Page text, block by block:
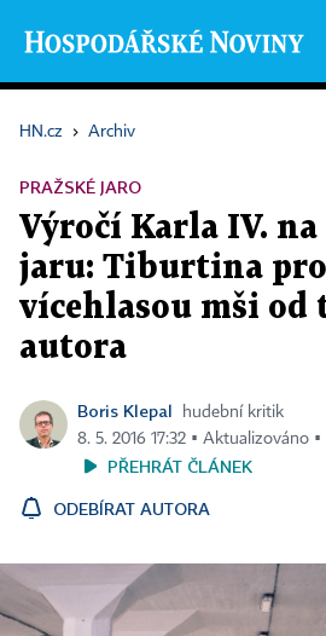
HN.cz › Archiv
PRAŽSKÉ JARO
Výročí Karla IV. na
jaru: Tiburtina
vícehlasou mši od
autora
Boris Klepal
hudební kritik
8. 5. 2016 17:32 ▪ Aktualizováno
PŘEHRÁT ČLÁNEK
ODEBÍRAT AUTORA